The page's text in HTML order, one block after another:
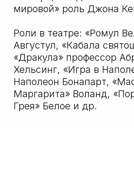
Наши партнеры